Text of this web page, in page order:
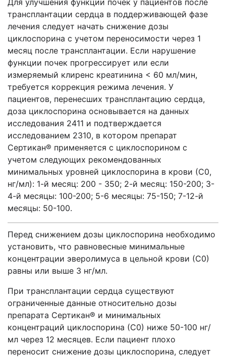
Для улучшения функции почек у пациентов после
трансплантации сердца в поддерживающей фазе
лечения следует начать снижение дозы
циклоспорина с учетом переносимости через 1
месяц после трансплантации. Если нарушение
функции почек прогрессирует или если
измеряемый клиренс креатинина < 60 мл/мин,
требуется коррекция режима лечения. У
пациентов, перенесших трансплантацию сердца,
доза циклоспорина основывается на данных
исследования 2411 и подтверждается
исследованием 2310, в котором препарат
Сертикан® применяется с циклоспорином с
учетом следующих рекомендованных
минимальных уровней циклоспорина в крови (С0,
нг/мл): 1-й месяц: 200 - 350; 2-й месяц: 150-200; 3-
4-й месяцы: 100-200; 5-6 месяцы: 75-150; 7-12-й
месяцы: 50-100.
Перед снижением дозы циклоспорина необходимо
установить, что равновесные минимальные
концентрации эверолимуса в цельной крови (С0)
равны или выше 3 нг/мл.
При трансплантации сердца существуют
ограниченные данные относительно дозы
препарата Сертикан® и минимальных
концентраций циклоспорина (С0) ниже 50-100 нг/
мл через 12 месяцев. Если пациент плохо
переносит снижение дозы циклоспорина, следует